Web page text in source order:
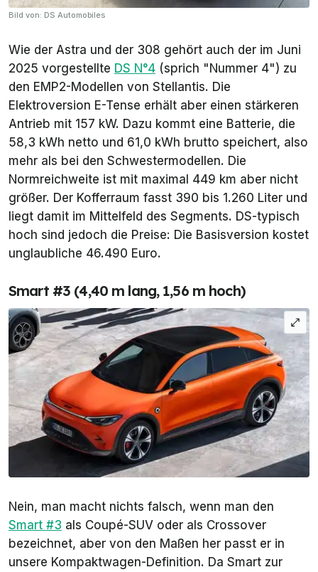
Bild von: DS Automobiles
Wie der Astra und der 308 gehört auch der im Juni
2025 vorgestellte DS N°4 (sprich "Nummer 4") zu
den EMP2-Modellen von Stellantis. Die
Elektroversion E-Tense erhält aber einen stärkeren
Antrieb mit 157 kW. Dazu kommt eine Batterie, die
58,3 kWh netto und 61,0 kWh brutto speichert, also
mehr als bei den Schwestermodellen. Die
Normreichweite ist mit maximal 449 km aber nicht
größer. Der Kofferraum fasst 390 bis 1.260 Liter und
liegt damit im Mittelfeld des Segments. DS-typisch
hoch sind jedoch die Preise: Die Basisversion kostet
unglaubliche 46.490 Euro.
Smart #3 (4,40 m lang, 1,56 m hoch)
Nein, man macht nichts falsch, wenn man den
Smart #3 als Coupé-SUV oder als Crossover
bezeichnet, aber von den Maßen her passt er in
unsere Kompaktwagen-Definition. Da Smart zur